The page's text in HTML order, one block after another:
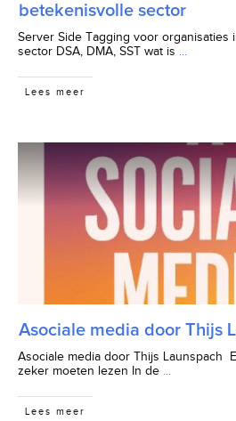
betekenisvolle sector
Server Side Tagging voor organisaties
sector DSA, DMA, SST wat is
Lees meer
Asociale media door Thijs
Asociale media door Thijs Launspach
zeker moeten lezen In de
Lees meer